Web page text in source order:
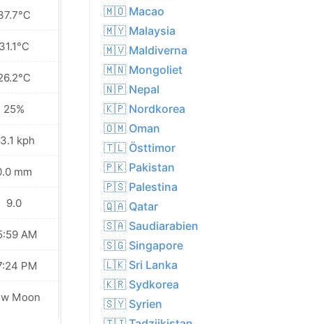
25%
kph
mm
9.0
AM
PM
Moon
36.7°C
30.5°C
25.5°C
27%
29.9 kph
0.0 mm
9.0
05:59 AM
07:23 PM
New Moon
🇲🇴 Macao
🇲🇾 Malaysia
🇲🇻 Maldiverna
🇲🇳 Mongoliet
🇳🇵 Nepal
🇰🇵 Nordkorea
🇴🇲 Oman
🇹🇱 Östtimor
🇵🇰 Pakistan
🇵🇸 Palestina
🇶🇦 Qatar
🇸🇦 Saudiarabien
🇸🇬 Singapore
🇱🇰 Sri Lanka
🇰🇷 Sydkorea
🇸🇾 Syrien